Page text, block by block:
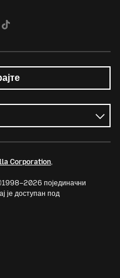
Corporation,
појединачни
је доступан под